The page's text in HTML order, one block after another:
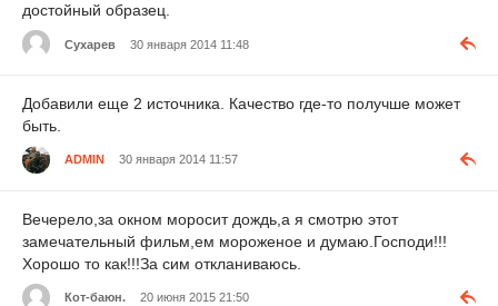
достойный образец.
Сухарев 30 января 2014 11:48
Добавили еще 2 источника. Качество где-то получше может
быть.
ADMIN 30 января 2014 11:57
Вечерело,за окном моросит дождь,а я смотрю этот
замечательный фильм,ем мороженое и думаю.Господи!!!
Хорошо то как!!!За сим откланиваюсь.
Кот-баюн. 20 июня 2015 21:50